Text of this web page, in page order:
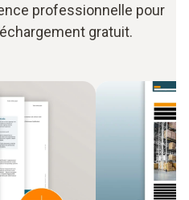
professionnelle pour
gratuit.